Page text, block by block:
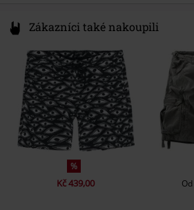
Zákazníci také nakoupili
%
Kč 439,00
Od